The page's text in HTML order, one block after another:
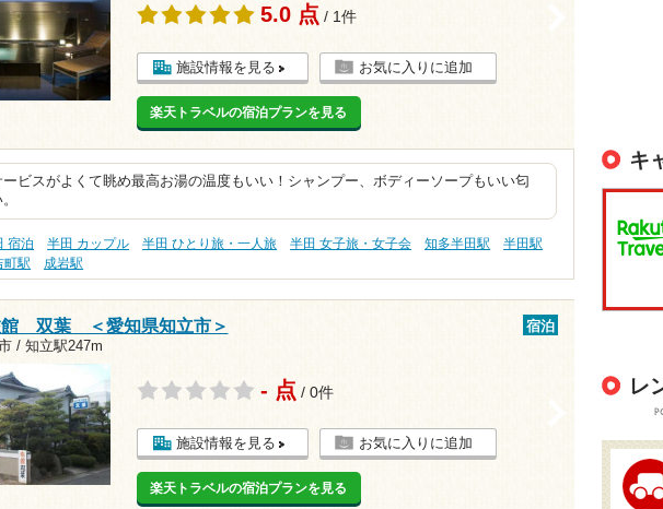
5.0 点 / 1件
施設情報を見る お気に入りに追加
楽天トラベルの宿泊プランを見る
ービスがよくて眺め最高お湯の温度もいい！シャンプー、ボディーソープもいい匂
宿泊 半田 カップル 半田 ひとり旅・一人旅 半田 女子旅・女子会 知多半田駅
半田駅
町駅
成岩駅
館 双葉 ＜愛知県知立市＞
/ 知立駅247m
宿泊
- 点 / 0件
施設情報を見る お気に入りに追加
楽天トラベルの宿泊プランを見る
キ
レ